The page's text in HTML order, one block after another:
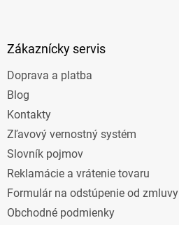
Zákaznícky servis
Doprava a platba
Blog
Kontakty
Zľavový vernostný systém
Slovník pojmov
Reklamácie a vrátenie tovaru
Formulár na odstúpenie od zmluvy
Obchodné podmienky